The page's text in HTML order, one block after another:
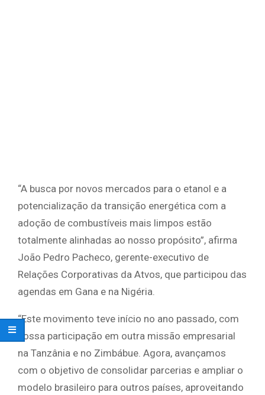
“A busca por novos mercados para o etanol e a
potencialização da transição energética com a
adoção de combustíveis mais limpos estão
totalmente alinhadas ao nosso propósito”, afirma
João Pedro Pacheco, gerente-executivo de
Relações Corporativas da Atvos, que participou das
agendas em Gana e na Nigéria.
“Este movimento teve início no ano passado, com
nossa participação em outra missão empresarial
na Tanzânia e no Zimbábue. Agora, avançamos
com o objetivo de consolidar parcerias e ampliar o
modelo brasileiro para outros países, aproveitando